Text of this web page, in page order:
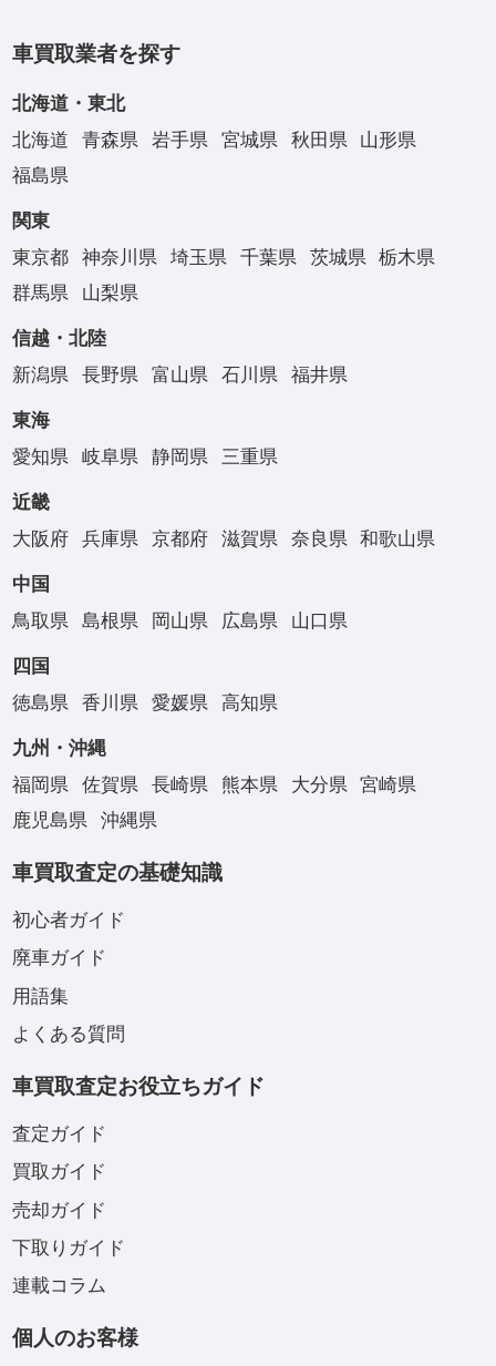
車買取業者を探す
北海道・東北
北海道
青森県 岩手県 宮城県 秋田県
山形県
福島県
関東
東京都
神奈川県 埼玉県 千葉県 茨城県
栃木県
群馬県
山梨県
信越・北陸
新潟県
長野県 富山県 石川県 福井県
東海
愛知県
岐阜県 静岡県 三重県
近畿
大阪府
兵庫県 京都府 滋賀県 奈良県 和歌山県
中国
鳥取県
島根県 岡山県 広島県 山口県
四国
徳島県
香川県 愛媛県 高知県
九州・沖縄
福岡県
佐賀県 長崎県 熊本県 大分県
宮崎県
鹿児島県
沖縄県
車買取査定の基礎知識
初心者ガイド
廃車ガイド
用語集
よくある質問
車買取査定お役立ちガイド
査定ガイド
買取ガイド
売却ガイド
下取りガイド
連載コラム
個人のお客様